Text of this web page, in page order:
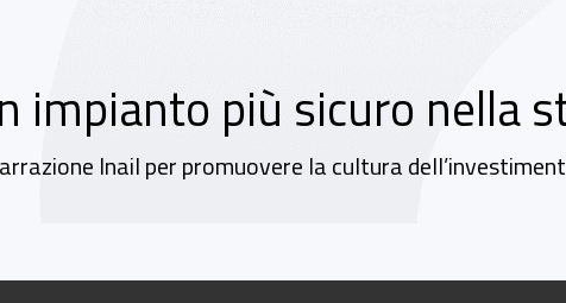
impianto più sicuro nella
Inail per promuovere la cultura